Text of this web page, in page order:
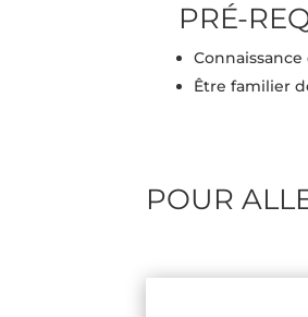
PRÉ-
Connaissance
Être familier
POUR